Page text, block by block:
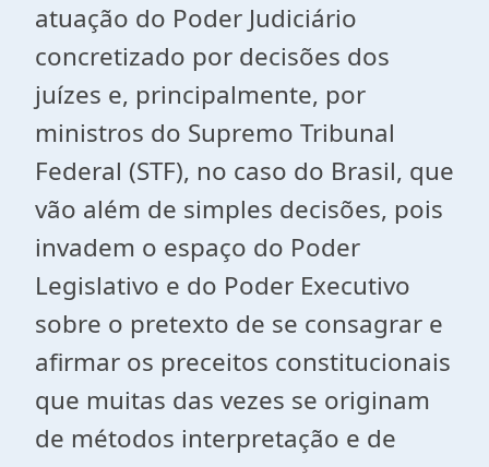
atuação do Poder Judiciário
concretizado por decisões dos
juízes e, principalmente, por
ministros do Supremo Tribunal
Federal (STF), no caso do Brasil, que
vão além de simples decisões, pois
invadem o espaço do Poder
Legislativo e do Poder Executivo
sobre o pretexto de se consagrar e
afirmar os preceitos constitucionais
que muitas das vezes se originam
de métodos interpretação e de